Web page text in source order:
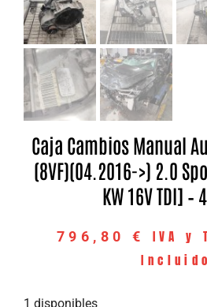
Caja Cambios Manual
(8VF)(04.2016->) 2.0
KW 16V TDI] –
796,80 €
IVA y
Incluido
1 disponibles